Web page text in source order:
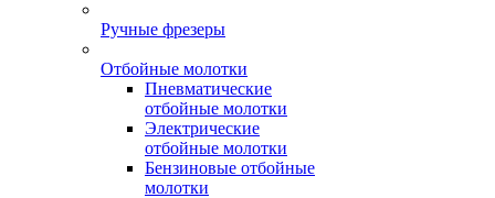
Ручные фрезеры
Отбойные молотки
Пневматические
отбойные молотки
Электрические
отбойные молотки
Бензиновые отбойные
молотки